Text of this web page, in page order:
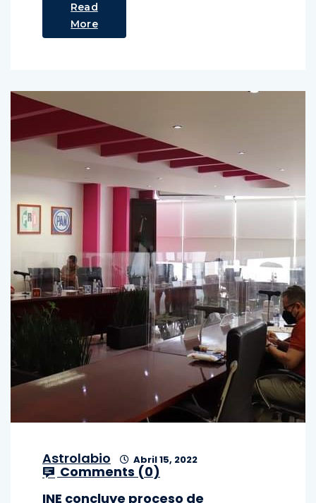
Read
More
Astrolabio Abril 15, 2022
Comments (0)
INE concluye proceso de